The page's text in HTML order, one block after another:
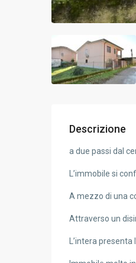
Descrizione
a due passi dal
L’immobile si
A mezzo di una
Attraverso un
L’intera